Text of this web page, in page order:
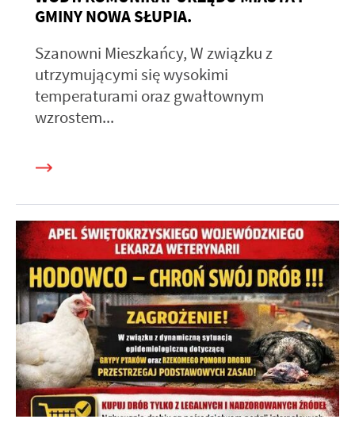
GMINY NOWA SŁUPIA.
Szanowni Mieszkańcy, W związku z
utrzymującymi się wysokimi
temperaturami oraz gwałtownym
wzrostem...